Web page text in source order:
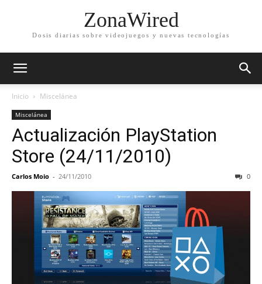
ZonaWired
Dosis diarias sobre videojuegos y nuevas tecnologías
Inicio Miscelánea
Miscelánea
Actualización PlayStation
Store (24/11/2010)
Carlos Moio - 24/11/2010 0